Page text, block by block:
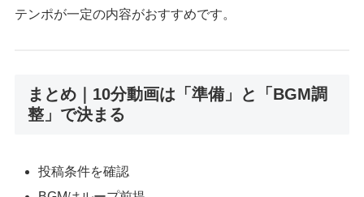
テンポが一定の内容がおすすめです。
まとめ｜10分動画は「準備」と「BGM調
整」で決まる
投稿条件を確認